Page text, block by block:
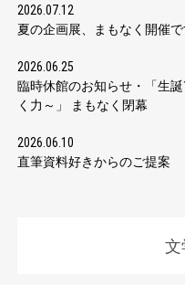
2026.07.12
夏の企画展、まもなく開催で
2026.06.25
臨時休館のお知らせ・「生
く力～」 まもなく閉幕
2026.06.10
直筆資料好きからのご提案
文